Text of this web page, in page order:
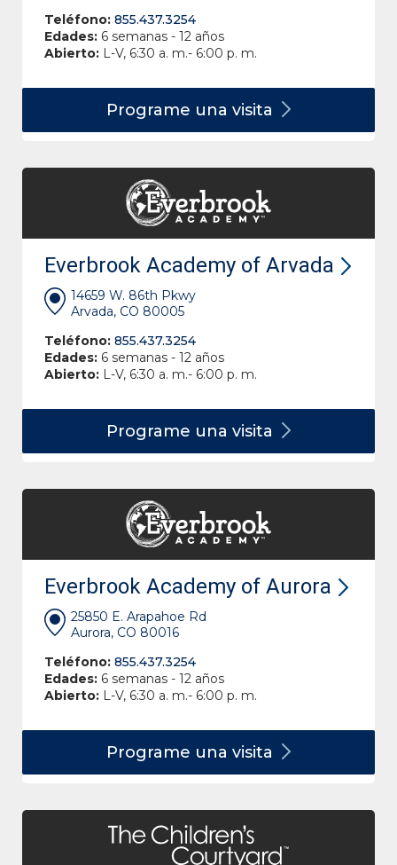
Teléfono: 855.437.3254
Edades: 6 semanas - 12 años
Abierto: L-V, 6:30 a. m.- 6:00 p. m.
Programe una visita
Everbrook Academy of Arvada
14659 W. 86th Pkwy
Arvada, CO 80005
Teléfono: 855.437.3254
Edades: 6 semanas - 12 años
Abierto: L-V, 6:30 a. m.- 6:00 p. m.
Programe una visita
Everbrook Academy of Aurora
25850 E. Arapahoe Rd
Aurora, CO 80016
Teléfono: 855.437.3254
Edades: 6 semanas - 12 años
Abierto: L-V, 6:30 a. m.- 6:00 p. m.
Programe una visita